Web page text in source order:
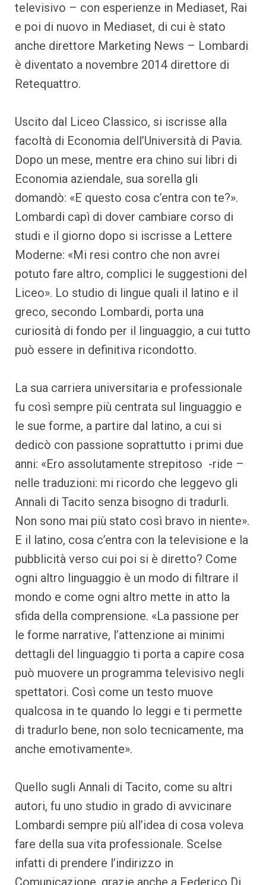
televisivo – con esperienze in Mediaset, Rai
e poi di nuovo in Mediaset, di cui è stato
anche direttore Marketing News – Lombardi
è diventato a novembre 2014 direttore di
Retequattro.
Uscito dal Liceo Classico, si iscrisse alla
facoltà di Economia dell’Università di Pavia.
Dopo un mese, mentre era chino sui libri di
Economia aziendale, sua sorella gli
domandò: «E questo cosa c’entra con te?».
Lombardi capì di dover cambiare corso di
studi e il giorno dopo si iscrisse a Lettere
Moderne: «Mi resi contro che non avrei
potuto fare altro, complici le suggestioni del
Liceo». Lo studio di lingue quali il latino e il
greco, secondo Lombardi, porta una
curiosità di fondo per il linguaggio, a cui tutto
può essere in definitiva ricondotto.
La sua carriera universitaria e professionale
fu così sempre più centrata sul linguaggio e
le sue forme, a partire dal latino, a cui si
dedicò con passione soprattutto i primi due
anni: «Ero assolutamente strepitoso -ride –
nelle traduzioni: mi ricordo che leggevo gli
Annali di Tacito senza bisogno di tradurli.
Non sono mai più stato così bravo in niente».
E il latino, cosa c’entra con la televisione e la
pubblicità verso cui poi si è diretto? Come
ogni altro linguaggio è un modo di filtrare il
mondo e come ogni altro mette in atto la
sfida della comprensione. «La passione per
le forme narrative, l’attenzione ai minimi
dettagli del linguaggio ti porta a capire cosa
può muovere un programma televisivo negli
spettatori. Così come un testo muove
qualcosa in te quando lo leggi e ti permette
di tradurlo bene, non solo tecnicamente, ma
anche emotivamente».
Quello sugli Annali di Tacito, come su altri
autori, fu uno studio in grado di avvicinare
Lombardi sempre più all’idea di cosa voleva
fare della sua vita professionale. Scelse
infatti di prendere l’indirizzo in
Comunicazione, grazie anche a Federico Di